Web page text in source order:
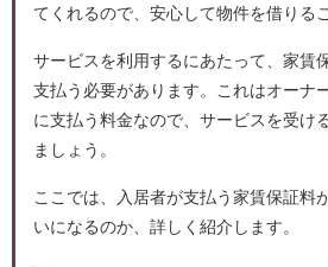
てくれるので、安心して物件を借りる
サービスを利用するにあたって、家賃
支払う必要があります。これはオーナ
に支払う料金なので、サービスを受け
ましょう。
ここでは、入居者が支払う家賃保証料
いになるのか、詳しく紹介します。